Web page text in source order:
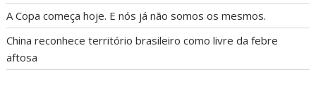
A Copa começa hoje. E nós já não somos os mesmos.
China reconhece território brasileiro como livre da febre
aftosa